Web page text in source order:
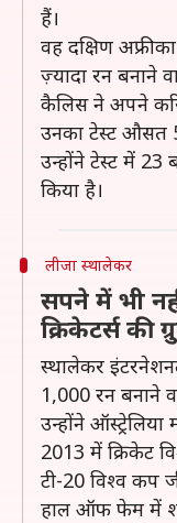
हैं।
वह दक्षिण
ज़्यादा रन बनाने
कैलिस ने अपने
उनका टेस्ट औसत
उन्होंने टेस्ट में
किया है।
लीजा स्थालेकर
सपने में भी
क्रिकेटर्स की
स्थालेकर
1,000 रन बनाने
उन्होंने
2013 में क्रिकेट
टी-20 विश्व कप
हाल ऑफ फेम में